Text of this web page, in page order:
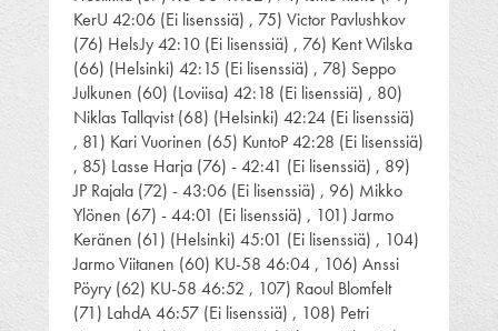
KerU 42:06 (Ei lisenssiä) , 75) Victor Pavlushkov
(76) HelsJy 42:10 (Ei lisenssiä) , 76) Kent Wilska
(66) (Helsinki) 42:15 (Ei lisenssiä) , 78) Seppo
Julkunen (60) (Loviisa) 42:18 (Ei lisenssiä) , 80)
Niklas Tallqvist (68) (Helsinki) 42:24 (Ei lisenssiä)
, 81) Kari Vuorinen (65) KuntoP 42:28 (Ei lisenssiä)
, 85) Lasse Harja (76) - 42:41 (Ei lisenssiä) , 89)
JP Rajala (72) - 43:06 (Ei lisenssiä) , 96) Mikko
Ylönen (67) - 44:01 (Ei lisenssiä) , 101) Jarmo
Keränen (61) (Helsinki) 45:01 (Ei lisenssiä) , 104)
Jarmo Viitanen (60) KU-58 46:04 , 106) Anssi
Pöyry (62) KU-58 46:52 , 107) Raoul Blomfelt
(71) LahdA 46:57 (Ei lisenssiä) , 108) Petri